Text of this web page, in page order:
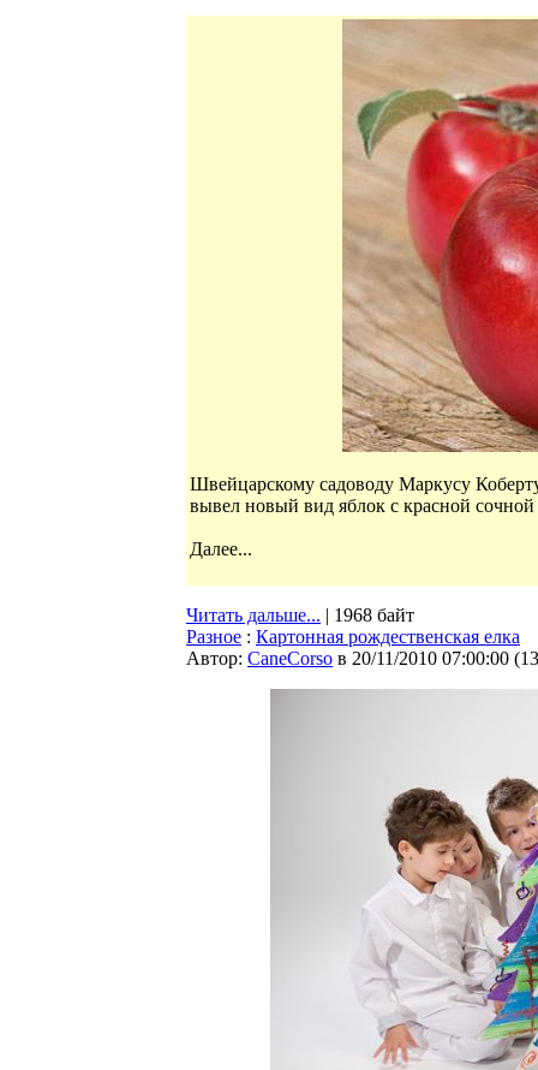
Швейцарскому садоводу Маркусу
вывел новый вид яблок с красной
Далее...
Читать дальше... | 1968 байт
Разное : Картонная рождественская елка
Автор: CaneCorso в 20/11/2010 07:00:00 (